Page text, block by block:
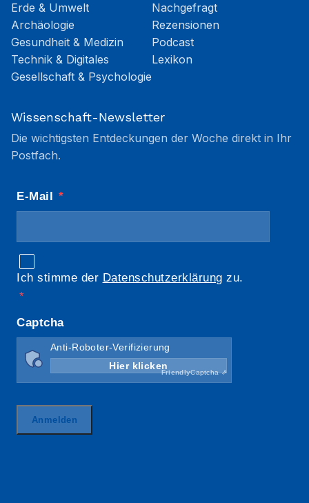
Erde & Umwelt
Archäologie
Gesundheit & Medizin
Technik & Digitales
Gesellschaft & Psychologie
Nachgefragt
Rezensionen
Podcast
Lexikon
Wissenschaft-Newsletter
Die wichtigsten Entdeckungen der Woche direkt in Ihr
Postfach.